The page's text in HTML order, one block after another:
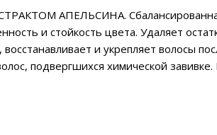
АПЕЛЬСИНА.
и стойкость цвета. Удаляет
и укрепляет волосы
подвергшихся химической